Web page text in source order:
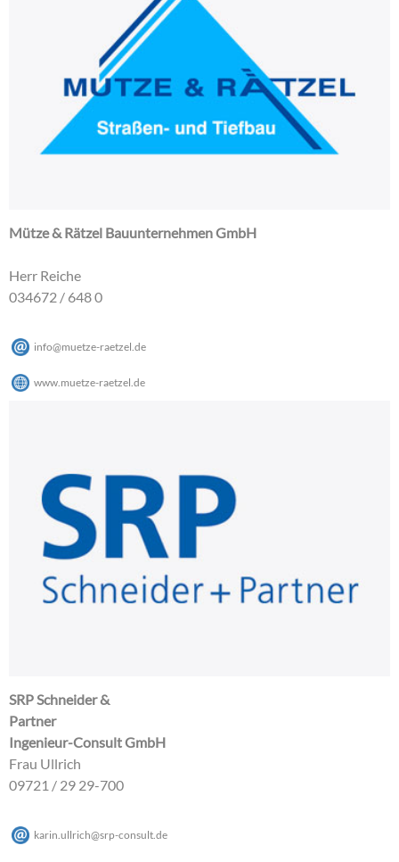
Mütze & Rätzel Bauunternehmen GmbH
Herr Reiche
034672 / 648 0
info@muetze-raetzel.de
www.muetze-raetzel.de
SRP Schneider &
Partner
Ingenieur-Consult GmbH
Frau Ullrich
09721 / 29 29-700
karin.ullrich@srp-consult.de